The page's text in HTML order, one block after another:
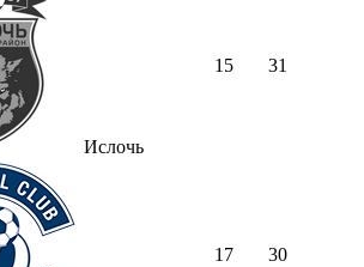
Ислочь
15 31
17 30